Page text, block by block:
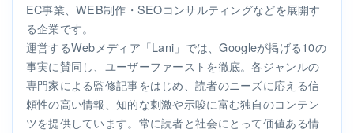
EC事業、WEB制作・SEOコンサルティングなどを展開す
る企業です。
運営するWebメディア「Lani」では、Googleが掲げる10の
事実に賛同し、ユーザーファーストを徹底。各ジャンルの
専門家による監修記事をはじめ、読者のニーズに応える信
頼性の高い情報、知的な刺激や示唆に富む独自のコンテン
ツを提供しています。常に読者と社会にとって価値ある情